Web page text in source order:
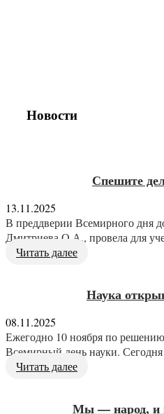
Новости
Спешите
13.11.2025
В преддверии Всемирного дня
Дмитриева О.А., провела для
Читать далее
Наука
08.11.2025
Ежегодно 10 ноября по
Всемирный день науки.
Читать далее
Мы — народ,